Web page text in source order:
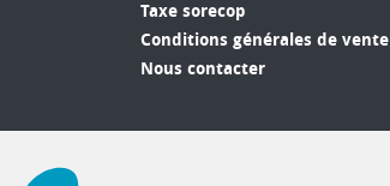
Taxe sorecop
Conditions générales de vente
Nous contacter